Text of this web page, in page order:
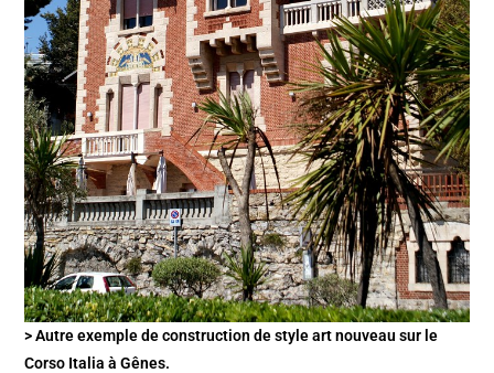
> Autre exemple de construction de style art nouveau sur le
Corso Italia à Gênes.